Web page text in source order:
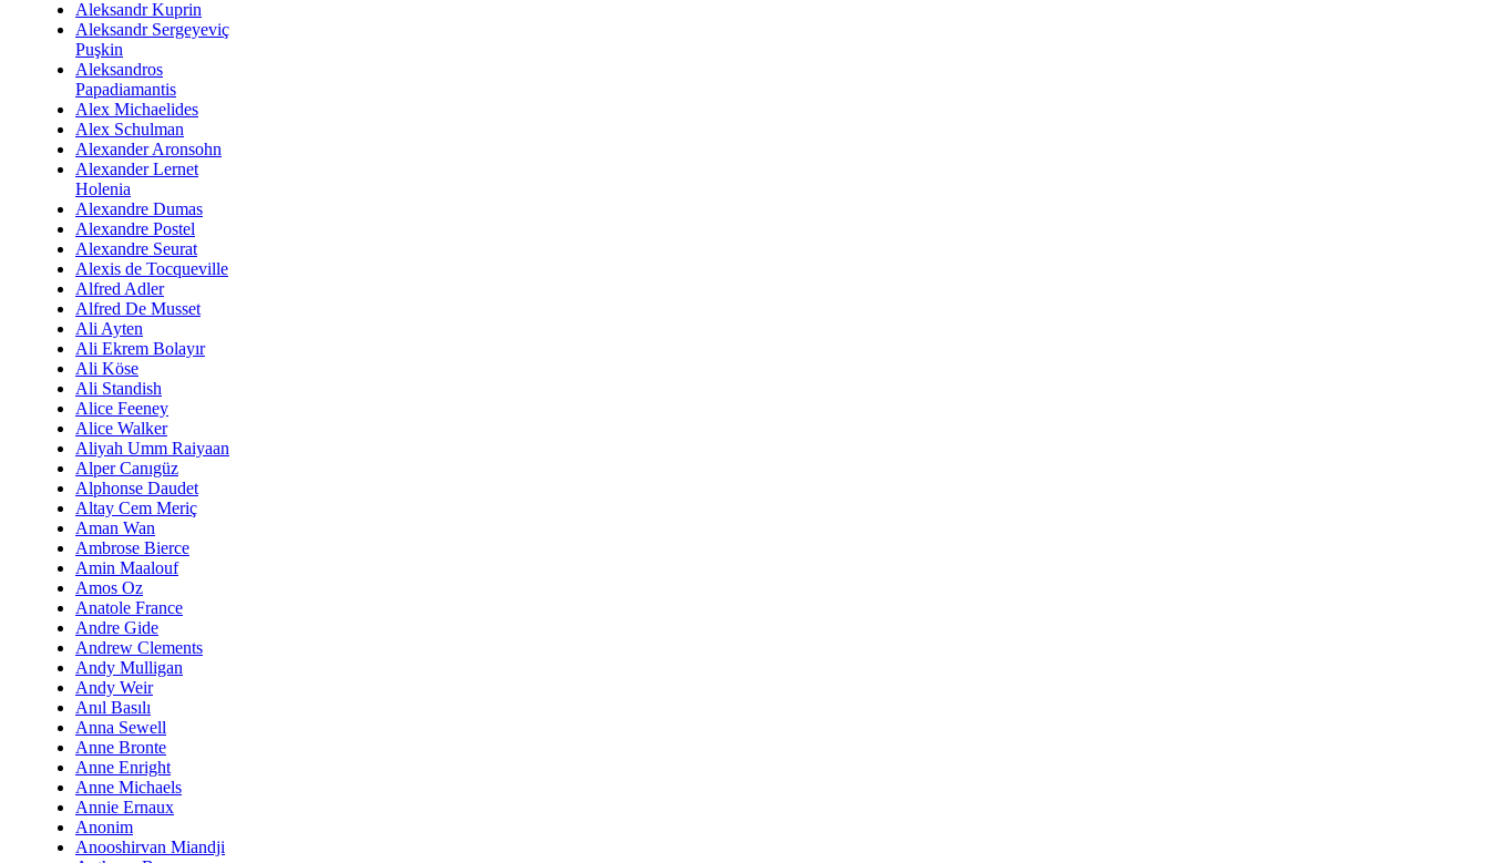
Aleksandr Kuprin
Aleksandr Sergeyeviç
Puşkin
Aleksandros
Papadiamantis
Alex Michaelides
Alex Schulman
Alexander Aronsohn
Alexander Lernet
Holenia
Alexandre Dumas
Alexandre Postel
Alexandre Seurat
Alexis de Tocqueville
Alfred Adler
Alfred De Musset
Ali Ayten
Ali Ekrem Bolayır
Ali Köse
Ali Standish
Alice Feeney
Alice Walker
Aliyah Umm Raiyaan
Alper Canıgüz
Alphonse Daudet
Altay Cem Meriç
Aman Wan
Ambrose Bierce
Amin Maalouf
Amos Oz
Anatole France
Andre Gide
Andrew Clements
Andy Mulligan
Andy Weir
Anıl Basılı
Anna Sewell
Anne Bronte
Anne Enright
Anne Michaels
Annie Ernaux
Anonim
Anooshirvan Miandji